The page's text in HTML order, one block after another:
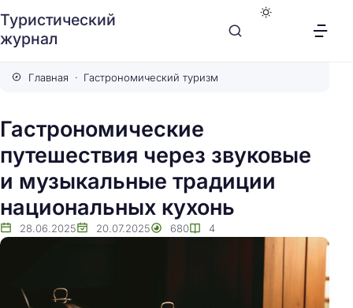
Туристический
журнал
Главная Гастрономический туризм
Гастрономические
путешествия через звуковые
и музыкальные традиции
национальных кухонь
28.06.2025 20.07.2025 680 4